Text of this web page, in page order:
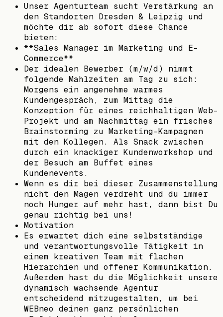
Unser Agenturteam sucht Verstärkung an
den Standorten Dresden & Leipzig und
möchte dir ab sofort diese Chance
bieten:
**Sales Manager im Marketing und E-
Commerce**
Der idealen Bewerber (m/w/d) nimmt
folgende Mahlzeiten am Tag zu sich:
Morgens ein angenehme warmes
Kundengespräch, zum Mittag die
Konzeption für eines reichhaltigen Web-
Projekt und am Nachmittag ein frisches
Brainstorming zu Marketing-Kampagnen
mit den Kollegen. Als Snack zwischen
durch ein knackiger Kundenworkshop und
der Besuch am Buffet eines
Kundenevents.
Wenn es dir bei dieser Zusammenstellung
nicht den Magen verdreht und du immer
noch Hunger auf mehr hast, dann bist Du
genau richtig bei uns!
Motivation
Es erwartet dich eine selbstständige
und verantwortungsvolle Tätigkeit in
einem kreativen Team mit flachen
Hierarchien und offener Kommunikation.
Außerdem hast du die Möglichkeit unsere
dynamisch wachsende Agentur
entscheidend mitzugestalten, um bei
WEBneo deinen ganz persönlichen